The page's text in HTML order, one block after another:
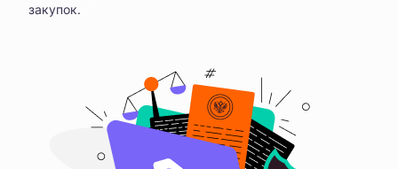
закупок.